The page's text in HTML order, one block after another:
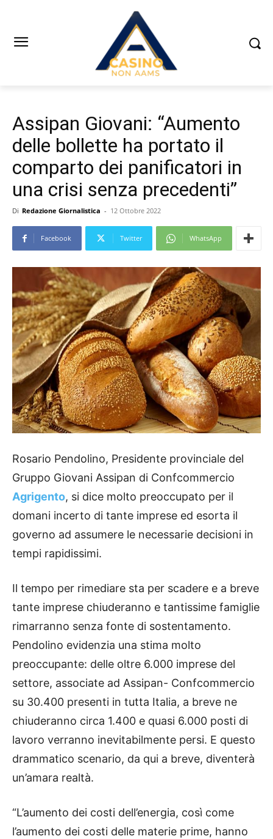
Assipan Giovani: “Aumento
delle bollette ha portato il
comparto dei panificatori in
una crisi senza precedenti”
Di Redazione Giornalistica - 12 Ottobre 2022
Facebook Twitter WhatsApp
Rosario Pendolino, Presidente provinciale del
Gruppo Giovani Assipan di Confcommercio
Agrigento, si dice molto preoccupato per il
domani incerto di tante imprese ed esorta il
governo ad assumere le necessarie decisioni in
tempi rapidissimi.
Il tempo per rimediare sta per scadere e a breve
tante imprese chiuderanno e tantissime famiglie
rimarranno senza fonte di sostentamento.
Pendolino evidenzia una stima molto
preoccupante: delle oltre 6.000 imprese del
settore, associate ad Assipan- Confcommercio
su 30.400 presenti in tutta Italia, a breve ne
chiuderanno circa 1.400 e quasi 6.000 posti di
lavoro verranno inevitabilmente persi. E questo
drammatico scenario, da qui a breve, diventerà
un’amara realtà.
“L’aumento dei costi dell’energia, così come
l’aumento dei costi delle materie prime, hanno